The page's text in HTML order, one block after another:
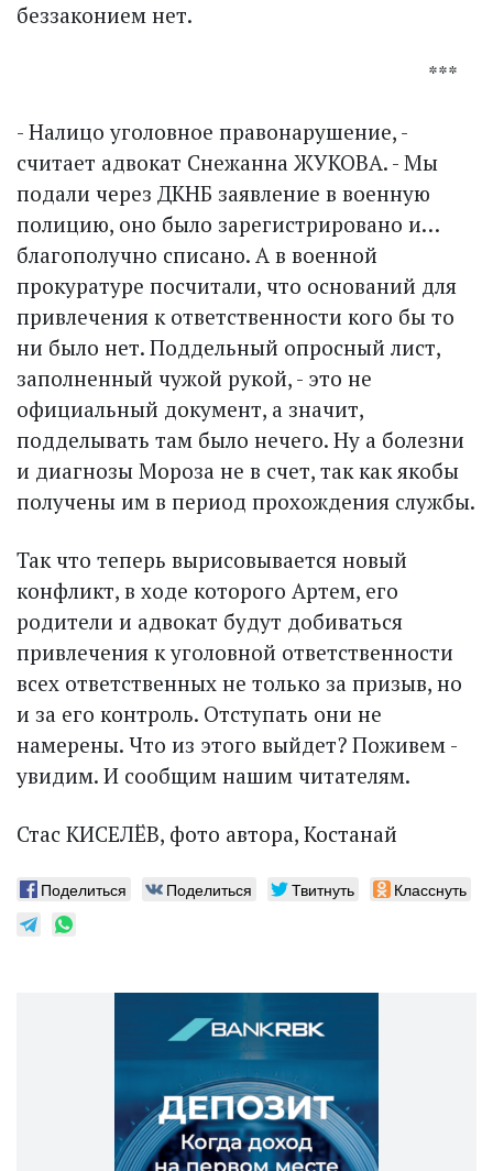
беззаконием нет.
***
- Налицо уголовное правонарушение, -
считает адвокат Снежанна ЖУКОВА. - Мы
подали через ДКНБ заявление в военную
полицию, оно было зарегистрировано и…
благополучно списано. А в военной
прокуратуре посчитали, что оснований для
привлечения к ответственности кого бы то
ни было нет. Поддельный опрос­ный лист,
заполненный чужой рукой, - это не
официальный документ, а значит,
подделывать там было нечего. Ну а болезни
и диагнозы Мороза не в счет, так как якобы
получены им в период прохождения службы.
Так что теперь вырисовывается новый
конфликт, в ходе которого Артем, его
родители и адвокат будут добиваться
привлечения к уголовной ответственности
всех ответственных не только за призыв, но
и за его конт­роль. Отступать они не
намерены. Что из этого выйдет? Поживем -
увидим. И сообщим нашим читателям.
Стас КИСЕЛЁВ, фото автора, Костанай
Поделиться Поделиться Твитнуть Класснуть